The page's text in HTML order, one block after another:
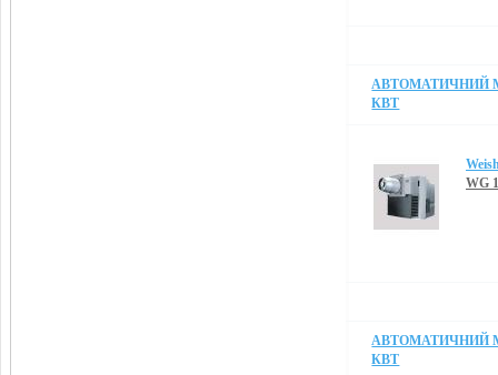
АВТОМАТИЧНИЙ
КВТ
WG
АВТОМАТИЧНИЙ
КВТ